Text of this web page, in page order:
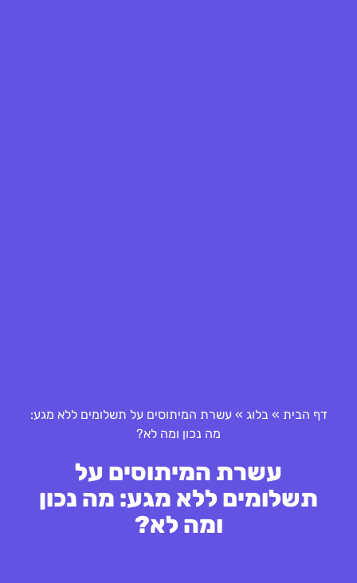
דף הבית »בלוג » עשרת המיתוסים על תשלומים ללא מגע:
מה נכון ומה לא?
עשרת המיתוסים על
תשלומים ללא מגע: מה נכון
ומה לא?